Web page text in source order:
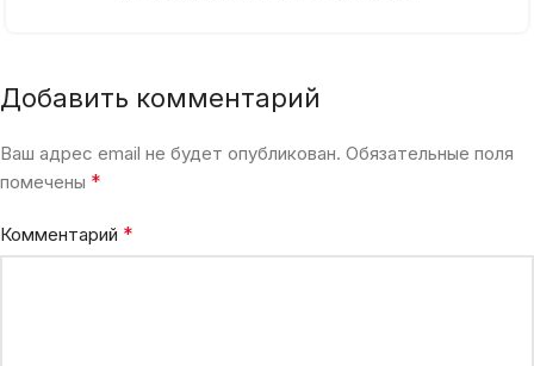
Добавить комментарий
Ваш адрес email не будет опубликован. Обязательные поля
помечены *
Комментарий *